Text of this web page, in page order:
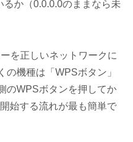
るか（0.0.0.0のままなら未
を正しいネットワークに
機種は「WPSボタン」
のWPSボタンを押してか
始する流れが最も簡単で